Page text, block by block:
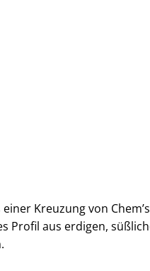
Kreuzung von
Profil aus erdigen,